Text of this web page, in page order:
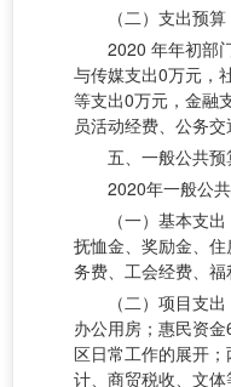
（二）支出预算
2020 年年初部
与传媒支出0万元，
等支出0万元，金融
员活动经费、公务交
五、一般公共
2020年一般公
（一）基本支出
抚恤金、奖励金、
务费、工会经费、
（二）项目支出
办公用房；惠民资
区日常工作的展开
计、商贸税收、文体